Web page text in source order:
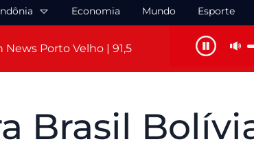
Economia Mundo Esporte
News Porto Velho | 91,5
Brasil